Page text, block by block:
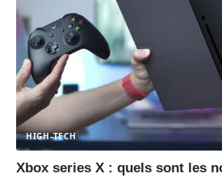
HIGH-TECH
Xbox series X : quels sont les